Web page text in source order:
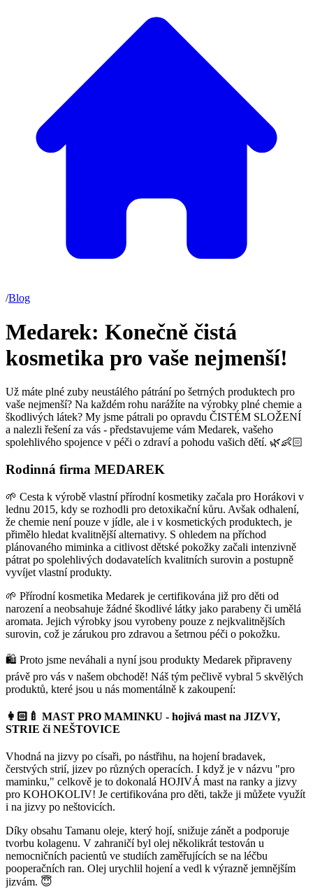
/Blog
Medarek: Konečně čistá
kosmetika pro vaše nejmenší!
Už máte plné zuby neustálého pátrání po šetrných produktech pro
vaše nejmenší? Na každém rohu narážíte na výrobky plné chemie a
škodlivých látek? My jsme pátrali po opravdu ČISTÉM SLOŽENÍ
a nalezli řešení za vás - představujeme vám Medarek, vašeho
spolehlivého spojence v péči o zdraví a pohodu vašich dětí. 🌿👶🏻
Rodinná firma MEDAREK
🌱 Cesta k výrobě vlastní přírodní kosmetiky začala pro Horákovi v
lednu 2015, kdy se rozhodli pro detoxikační kůru. Avšak odhalení,
že chemie není pouze v jídle, ale i v kosmetických produktech, je
přimělo hledat kvalitnější alternativy. S ohledem na příchod
plánovaného miminka a citlivost dětské pokožky začali intenzivně
pátrat po spolehlivých dodavatelích kvalitních surovin a postupně
vyvíjet vlastní produkty.
🌱 Přírodní kosmetika Medarek je certifikována již pro děti od
narození a neobsahuje žádné škodlivé látky jako parabeny či umělá
aromata. Jejich výrobky jsou vyrobeny pouze z nejkvalitnějších
surovin, což je zárukou pro zdravou a šetrnou péči o pokožku.
🛍 Proto jsme neváhali a nyní jsou produkty Medarek připraveny
právě pro vás v našem obchodě! Náš tým pečlivě vybral 5 skvělých
produktů, které jsou u nás momentálně k zakoupení:
👩🏻‍🍼 MAST PRO MAMINKU - hojivá mast na JIZVY,
STRIE či NEŠTOVICE
Vhodná na jizvy po císaři, po nástřihu, na hojení bradavek,
čerstvých strií, jizev po různých operacích. I když je v názvu "pro
maminku," celkově je to dokonalá HOJIVÁ mast na ranky a jizvy
pro KOHOKOLIV! Je certifikována pro děti, takže ji můžete využít
i na jizvy po neštovicích.
Díky obsahu Tamanu oleje, který hojí, snižuje zánět a podporuje
tvorbu kolagenu. V zahraničí byl olej několikrát testován u
nemocničních pacientů ve studiích zaměřujících se na léčbu
pooperačních ran. Olej urychlil hojení a vedl k výrazně jemnějším
jizvám. 😇